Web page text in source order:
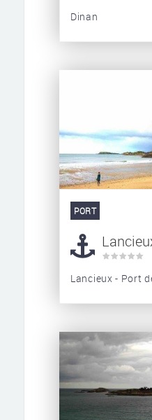
Dinan
PORT
Lancieux - Port